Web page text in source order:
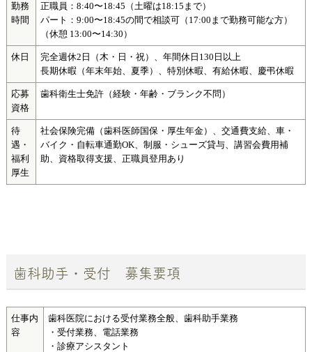
勤務
時間
正職員：8:40〜18:45（土曜は18:15まで）
パート：9:00〜18:45の間で相談可（17:00まで勤務可能な方）
（休憩 13:00〜14:30）
休日
完全週休2日（木・日・祝）、年間休日130日以上
長期休暇（年末年始、夏季）、特別休暇、有給休暇、慶弔休暇
応募
資格
歯科衛生士免許（経験・年齢・ブランク不問）
待
遇・
福利
厚生
社会保険完備（歯科医師国保・厚生年金）、交通費支給、車・
バイク・自転車通勤OK、制服・シューズ貸与、講習会費用補
助、資格取得支援、正職員登用あり
歯科助手・受付 募集要項
仕事内
容
歯科医院における受付業務全般、歯科助手業務
・受付業務、電話業務
・診療アシスタント